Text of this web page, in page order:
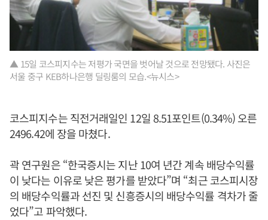
▲ 15일 코스피지수는 저평가 국면을 벗어날 것으로 전망됐다. 사진은
서울 중구 KEB하나은행 딜링룸의 모습.<뉴시스>
코스피지수는 직전거래일인 12일 8.51포인트(0.34%) 오른
2496.42에 장을 마쳤다.
곽 연구원은 “한국증시는 지난 10여 년간 계속 배당수익률
이 낮다는 이유로 낮은 평가를 받았다”며 “최근 코스피시장
의 배당수익률과 선진 및 신흥증시의 배당수익률 격차가 줄
었다”고 파악했다.